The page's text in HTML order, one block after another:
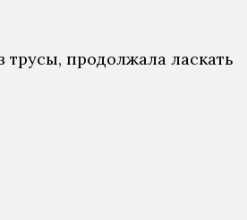
продолжала ласкать